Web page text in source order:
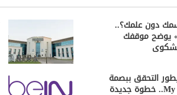
دون علمك؟..
يوضح موقفك
التحقق ببصمة
الوجه في My NTRA.. خطوة جديدة